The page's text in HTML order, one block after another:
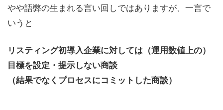
やや語弊の生まれる言い回しではありますが、一言で
いうと
リスティング初導入企業に対しては（運用数値上の）
目標を設定・提示しない商談
（結果でなくプロセスにコミットした商談）